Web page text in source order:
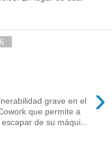
›
grave en el
que permite a
de su máqui...